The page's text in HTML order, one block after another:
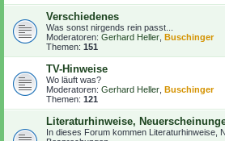
Verschiedenes
Was sonst nirgends rein passt...
Moderatoren: Gerhard Heller Buschinger
Themen: 151
TV-Hinweise
Wo läuft was?
Moderatoren: Gerhard Heller Buschinger
Themen: 121
Literaturhinweise,
In dieses Forum kommen Literaturhinweise,